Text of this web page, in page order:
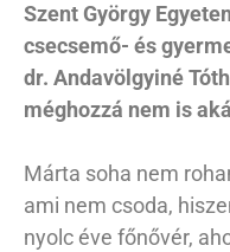
Szent György
csecsemő- és
dr. Andavölgyiné
méghozzá nem is
Márta soha nem
ami nem csoda,
nyolc éve főnővér,